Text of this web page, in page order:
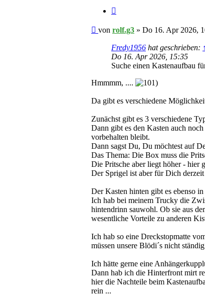
Beitrag
von rolf.g3 » Do 16. Apr 2026,
Fredy1956 hat geschrieben: ↑
Do 16. Apr 2026, 15:35
Suche einen Kastenaufbau
Hmmmm, ....
Da gibt es verschiedene
Zunächst gibt es 3 verschiedene
Dann gibt es den Kasten auch
vorbehalten bleibt.
Dann sagst Du, Du möchtest auf
Das Thema: Die Box muss die
Die Pritsche aber liegt höher - hier
Der Sprigel ist aber für Dich
Der Kasten hinten gibt es ebenso
Ich hab bei meinem Trucky die
hintendrinn sauwohl. Ob sie aus
wesentliche Vorteile zu anderen
Ich hab so eine Dreckstopmatte
müssen unsere Blödi´s nicht
Ich hätte gerne eine
Dann hab ich die Hinterfront mirt
hier die Nachteile beim
rein ...